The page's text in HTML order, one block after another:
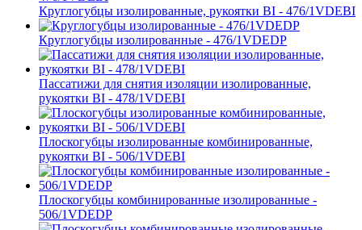
Круглогубцы изолированные, рукоятки BI - 476/1VDEBI
Круглогубцы изолированные - 476/1VDEDP
Пассатижи для снятия изоляции изолированные,
рукоятки BI - 478/1VDEBI
Плоскогубцы изолированные комбинированные,
рукоятки BI - 506/1VDEBI
Плоскогубцы комбинированные изолированные -
506/1VDEDP